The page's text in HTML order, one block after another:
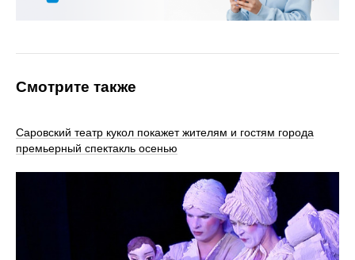
Смотрите также
Саровский театр кукол покажет жителям и гостям города
премьерный спектакль осенью